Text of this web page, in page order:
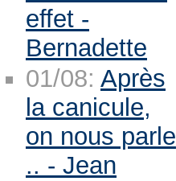
effet -
Bernadette
01/08: Après
la canicule,
on nous parle
.. - Jean